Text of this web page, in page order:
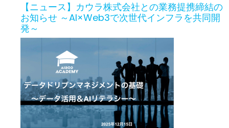
【ニュース】カウラ株式会社との業務提携締結の
お知らせ ～AI×Web3で次世代インフラを共同開
発～